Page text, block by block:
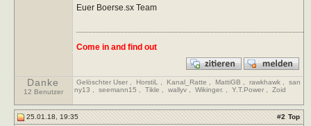
Euer Boerse.sx Team
Come in and find out
Danke
12 Benutzer
Gelöschter User HorstiL Kanal_Ratte MattiGB rawkhawk
san
ny13
seemann15 Tikle wallyv Wikinger. Y.T.Power Zoid
25.01.18, 19:35 #2 Top